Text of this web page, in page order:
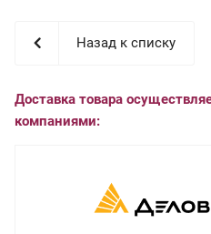
Назад к списку
Доставка товара
компаниями: